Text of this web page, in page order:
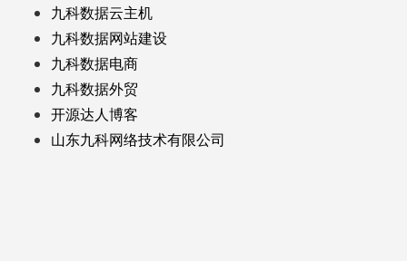
九科数据云主机
九科数据网站建设
九科数据电商
九科数据外贸
开源达人博客
山东九科网络技术有限公司